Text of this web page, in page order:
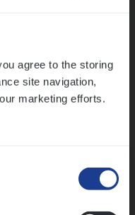
agree to the storing
site navigation,
marketing efforts.